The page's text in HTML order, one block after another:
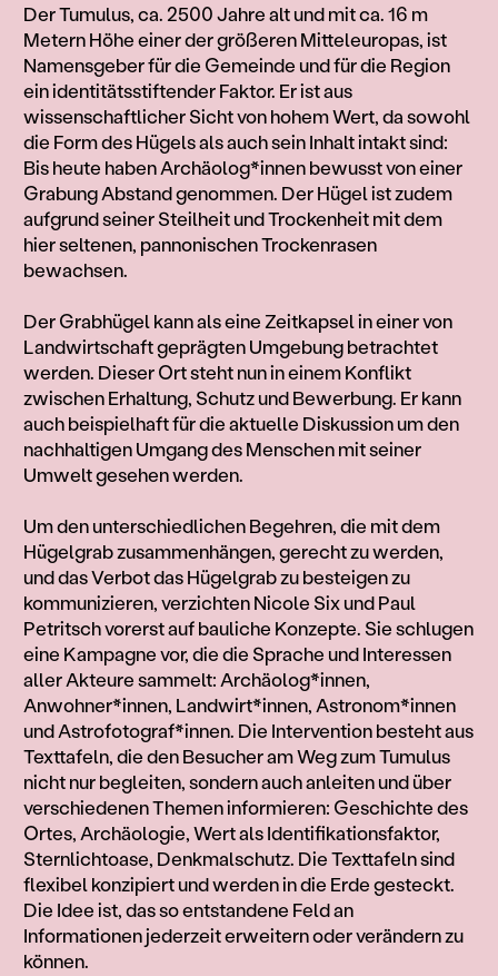
Der Tumulus, ca. 2500 Jahre alt und mit ca. 16 m
Metern Höhe einer der größeren Mitteleuropas, ist
Namensgeber für die Gemeinde und für die Region
ein identitätsstiftender Faktor. Er ist aus
wissenschaftlicher Sicht von hohem Wert, da sowohl
die Form des Hügels als auch sein Inhalt intakt sind:
Bis heute haben Archäolog*innen bewusst von einer
Grabung Abstand genommen. Der Hügel ist zudem
aufgrund seiner Steilheit und Trockenheit mit dem
hier seltenen, pannonischen Trockenrasen
bewachsen.
Der Grabhügel kann als eine Zeitkapsel in einer von
Landwirtschaft geprägten Umgebung betrachtet
werden. Dieser Ort steht nun in einem Konflikt
zwischen Erhaltung, Schutz und Bewerbung. Er kann
auch beispielhaft für die aktuelle Diskussion um den
nachhaltigen Umgang des Menschen mit seiner
Umwelt gesehen werden.
Um den unterschiedlichen Begehren, die mit dem
Hügelgrab zusammenhängen, gerecht zu werden,
und das Verbot das Hügelgrab zu besteigen zu
kommunizieren, verzichten Nicole Six und Paul
Petritsch vorerst auf bauliche Konzepte. Sie schlugen
eine Kampagne vor, die die Sprache und Interessen
aller Akteure sammelt: Archäolog*innen,
Anwohner*innen, Landwirt*innen, Astronom*innen
und Astrofotograf*innen. Die Intervention besteht aus
Texttafeln, die den Besucher am Weg zum Tumulus
nicht nur begleiten, sondern auch anleiten und über
verschiedenen Themen informieren: Geschichte des
Ortes, Archäologie, Wert als Identifikationsfaktor,
Sternlichtoase, Denkmalschutz. Die Texttafeln sind
flexibel konzipiert und werden in die Erde gesteckt.
Die Idee ist, das so entstandene Feld an
Informationen jederzeit erweitern oder verändern zu
können.